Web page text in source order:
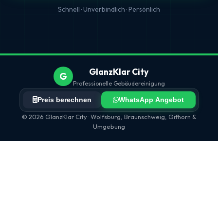
Schnell · Unverbindlich · Persönlich
G GlanzKlar City
Professionelle Gebäudereinigung
Preis berechnen WhatsApp Angebot
© 2026 GlanzKlar City · Wolfsburg, Braunschweig, Gifhorn &
Umgebung